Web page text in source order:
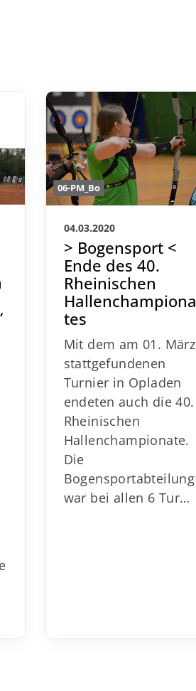
06-PM_Bo
04.03.2020
> Bogensport <
Ende des 40.
Rheinischen
Hallenchampiona
tes
Mit dem am 01. März
stattgefundenen
Turnier in Opladen
endeten auch die 40.
Rheinischen
Hallenchampionate.
Die
Bogensportabteilung
war bei allen 6 Tur…